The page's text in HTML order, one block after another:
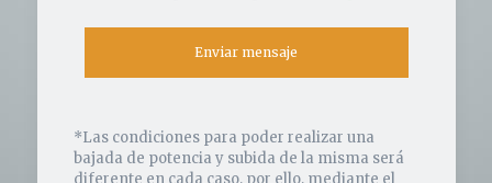
*Las condiciones para poder realizar una
bajada de potencia y subida de la misma será
diferente en cada caso, por ello, mediante el